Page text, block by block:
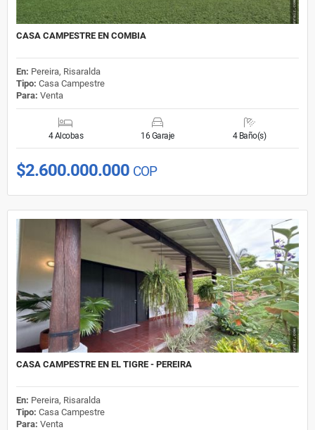
CASA CAMPESTRE EN COMBIA
En: Pereira, Risaralda
Tipo: Casa Campestre
Para: Venta
4 Alcobas 16 Garaje 4 Baño(s)
$2.600.000.000 COP
CASA CAMPESTRE EN EL TIGRE - PEREIRA
En: Pereira, Risaralda
Tipo: Casa Campestre
Para: Venta